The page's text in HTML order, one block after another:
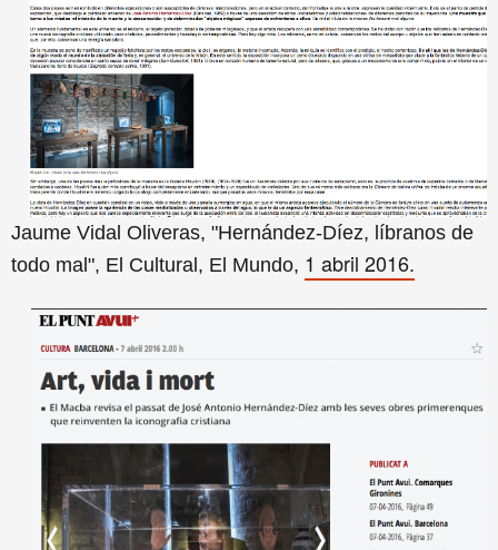
Jaume Vidal Oliveras, "Hernández-Díez, líbranos de
todo mal", El Cultural, El Mundo, 1 abril 2016.